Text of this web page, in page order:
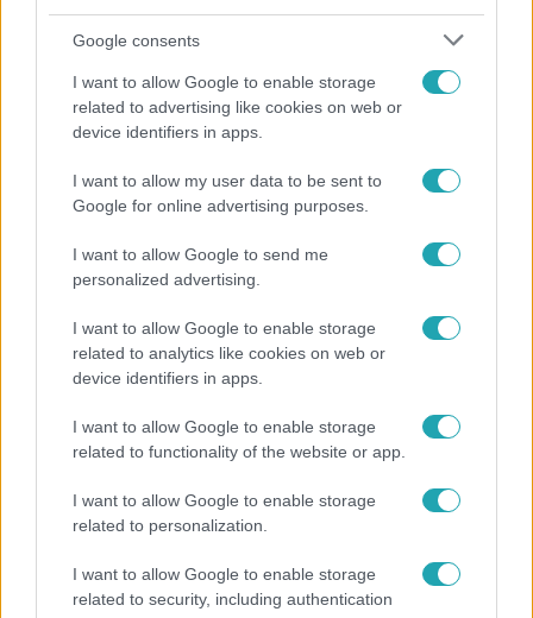
Google consents
I want to allow Google to enable storage
related to advertising like cookies on web or
device identifiers in apps.
I want to allow my user data to be sent to
Google for online advertising purposes.
I want to allow Google to send me
personalized advertising.
I want to allow Google to enable storage
related to analytics like cookies on web or
device identifiers in apps.
I want to allow Google to enable storage
related to functionality of the website or app.
I want to allow Google to enable storage
related to personalization.
I want to allow Google to enable storage
related to security, including authentication
Megdöbbentő állapotban maradt meg az inotai
2:30
Grúz fiatal erőszakoskodott egy 18 éves magyar
lányok segítettek